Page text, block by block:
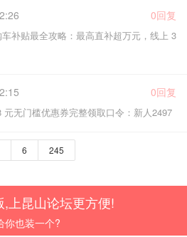
0回复
补贴最全攻略：最高直补超万元，线上 3
0回复
无门槛优惠券完整领取口令：新人2497
6 245
,上昆山论坛更方便!
你也装一个?